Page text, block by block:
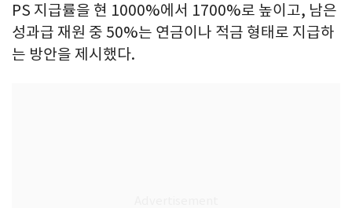
PS 지급률을 현 1000%에서 1700%로 높이고, 남은
성과급 재원 중 50%는 연금이나 적금 형태로 지급하
는 방안을 제시했다.